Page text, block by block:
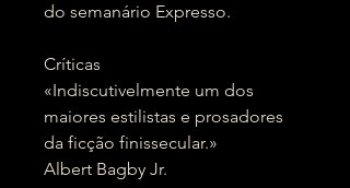
do semanário Expresso.
Críticas
«Indiscutivelmente um dos
maiores estilistas e prosadores
da ficção finissecular.»
Albert Bagby Jr.